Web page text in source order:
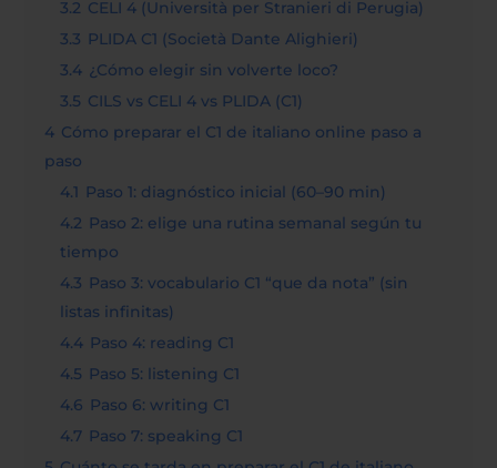
3.2 CELI 4 (Università per Stranieri di Perugia)
3.3 PLIDA C1 (Società Dante Alighieri)
3.4 ¿Cómo elegir sin volverte loco?
3.5 CILS vs CELI 4 vs PLIDA (C1)
4 Cómo preparar el C1 de italiano online paso a
paso
4.1 Paso 1: diagnóstico inicial (60–90 min)
4.2 Paso 2: elige una rutina semanal según tu
tiempo
4.3 Paso 3: vocabulario C1 “que da nota” (sin
listas infinitas)
4.4 Paso 4: reading C1
4.5 Paso 5: listening C1
4.6 Paso 6: writing C1
4.7 Paso 7: speaking C1